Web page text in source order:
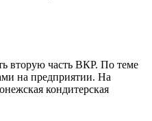
вторую часть ВКР. По теме
на предприятии. На
кондитерская